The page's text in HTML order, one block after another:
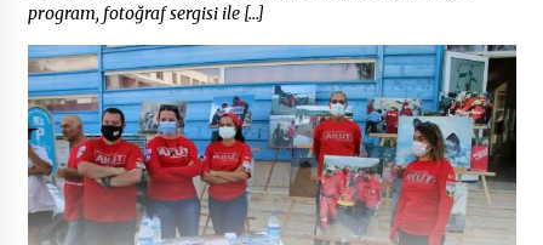
program, fotoğraf sergisi ile […]